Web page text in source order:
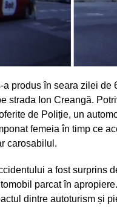
produs în seara zilei de
strada Ion Creangă.
de Poliție, un
femeia în timp ce
carosabilul.
a fost surprins
parcat în
dintre autoturism și